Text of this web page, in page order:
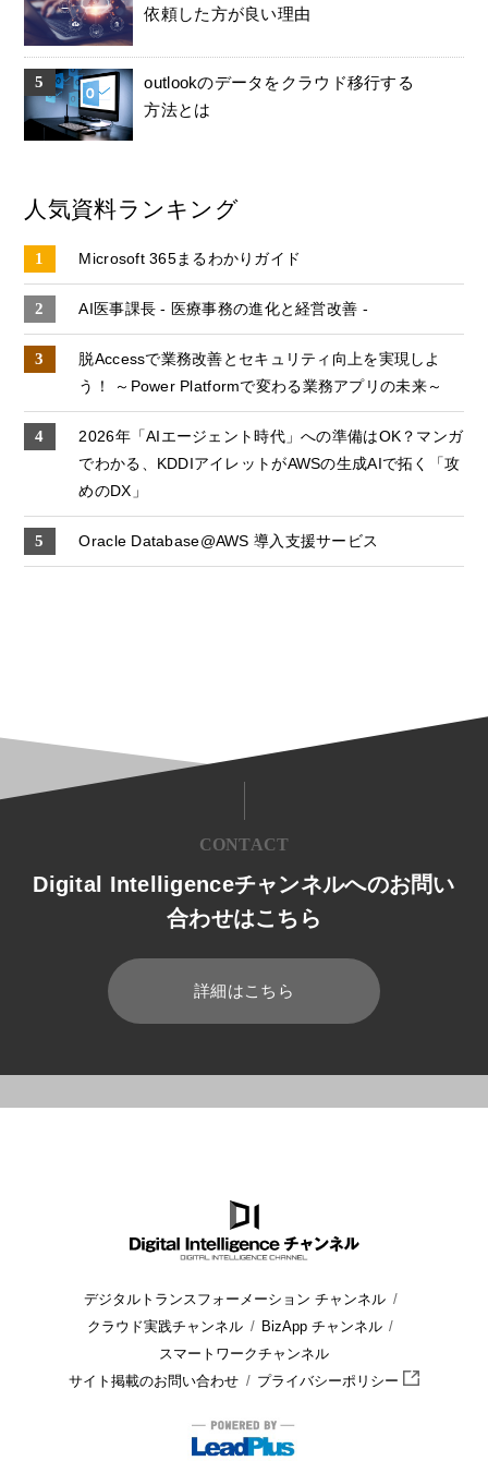
依頼した方が良い理由
outlookのデータをクラウド移行する
方法とは
人気資料ランキング
Microsoft 365まるわかりガイド
AI医事課長 - 医療事務の進化と経営改善 -
脱Accessで業務改善とセキュリティ向上を実現しよ
う！ ～Power Platformで変わる業務アプリの未来～
2026年「AIエージェント時代」への準備はOK？マンガ
でわかる、KDDIアイレットがAWSの生成AIで拓く「攻
めのDX」
Oracle Database@AWS 導入支援サービス
CONTACT
Digital Intelligenceチャンネルへのお問い
合わせはこちら
詳細はこちら
デジタルトランスフォーメーション チャンネル
クラウド実践チャンネル
BizApp チャンネル
スマートワークチャンネル
サイト掲載のお問い合わせ
プライバシーポリシー